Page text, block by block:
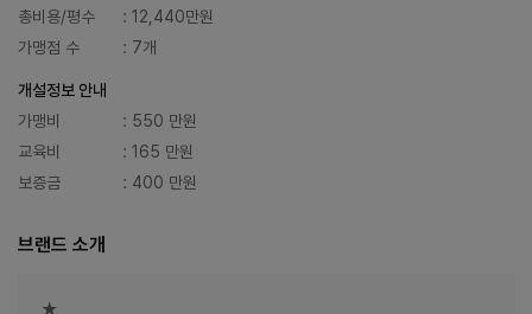
총비용/평수
: 12,440만원
가맹점 수
: 7개
개설정보 안내
가맹비
: 550 만원
교육비
: 165 만원
보증금
: 400 만원
브랜드 소개
★